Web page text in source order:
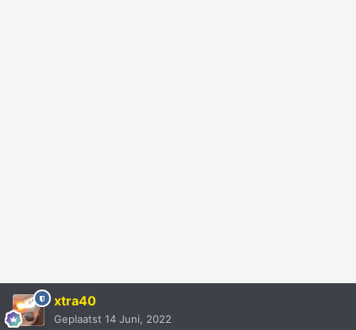
xtra40
Geplaatst 14 Juni, 2022